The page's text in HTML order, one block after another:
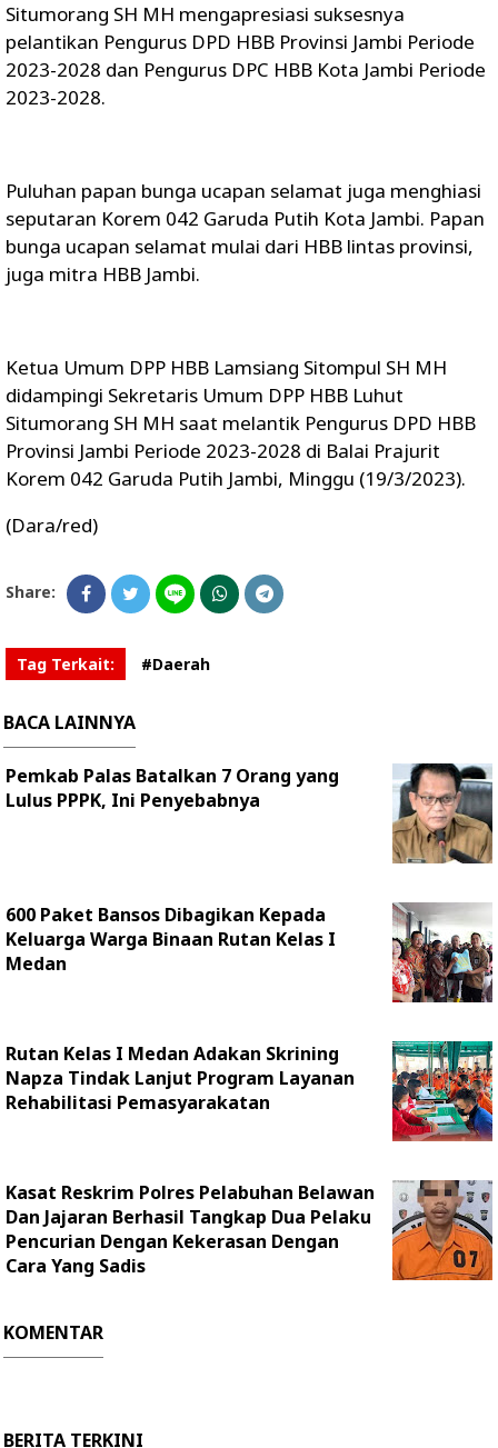
Situmorang SH MH mengapresiasi suksesnya
pelantikan Pengurus DPD HBB Provinsi Jambi Periode
2023-2028 dan Pengurus DPC HBB Kota Jambi Periode
2023-2028.
Puluhan papan bunga ucapan selamat juga menghiasi
seputaran Korem 042 Garuda Putih Kota Jambi. Papan
bunga ucapan selamat mulai dari HBB lintas provinsi,
juga mitra HBB Jambi.
Ketua Umum DPP HBB Lamsiang Sitompul SH MH
didampingi Sekretaris Umum DPP HBB Luhut
Situmorang SH MH saat melantik Pengurus DPD HBB
Provinsi Jambi Periode 2023-2028 di Balai Prajurit
Korem 042 Garuda Putih Jambi, Minggu (19/3/2023).
(Dara/red)
Share:
Tag Terkait: #Daerah
BACA LAINNYA
Pemkab Palas Batalkan 7 Orang yang
Lulus PPPK, Ini Penyebabnya
600 Paket Bansos Dibagikan Kepada
Keluarga Warga Binaan Rutan Kelas I
Medan
Rutan Kelas I Medan Adakan Skrining
Napza Tindak Lanjut Program Layanan
Rehabilitasi Pemasyarakatan
Kasat Reskrim Polres Pelabuhan Belawan
Dan Jajaran Berhasil Tangkap Dua Pelaku
Pencurian Dengan Kekerasan Dengan
Cara Yang Sadis
KOMENTAR
BERITA TERKINI